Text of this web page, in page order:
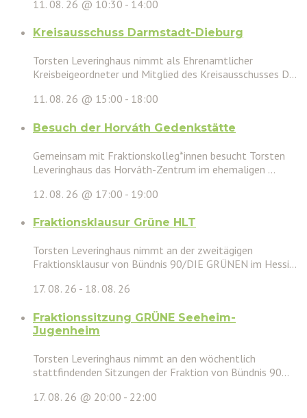
11. 08. 26 @ 10:30 - 14:00
Kreisausschuss Darmstadt-Dieburg
Torsten Leveringhaus nimmt als Ehrenamtlicher
Kreisbeigeordneter und Mitglied des Kreisausschusses D...
11. 08. 26 @ 15:00 - 18:00
Besuch der Horváth Gedenkstätte
Gemeinsam mit Fraktionskolleg*innen besucht Torsten
Leveringhaus das Horváth-Zentrum im ehemaligen ...
12. 08. 26 @ 17:00 - 19:00
Fraktionsklausur Grüne HLT
Torsten Leveringhaus nimmt an der zweitägigen
Fraktionsklausur von Bündnis 90/DIE GRÜNEN im Hessi...
17. 08. 26 - 18. 08. 26
Fraktionssitzung GRÜNE Seeheim-
Jugenheim
Torsten Leveringhaus nimmt an den wöchentlich
stattfindenden Sitzungen der Fraktion von Bündnis 90...
17. 08. 26 @ 20:00 - 22:00